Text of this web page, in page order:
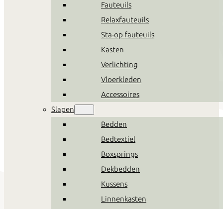
Fauteuils
Relaxfauteuils
Sta-op fauteuils
Kasten
Verlichting
Vloerkleden
Accessoires
Slapen
Bedden
Bedtextiel
Boxsprings
Dekbedden
Kussens
Linnenkasten